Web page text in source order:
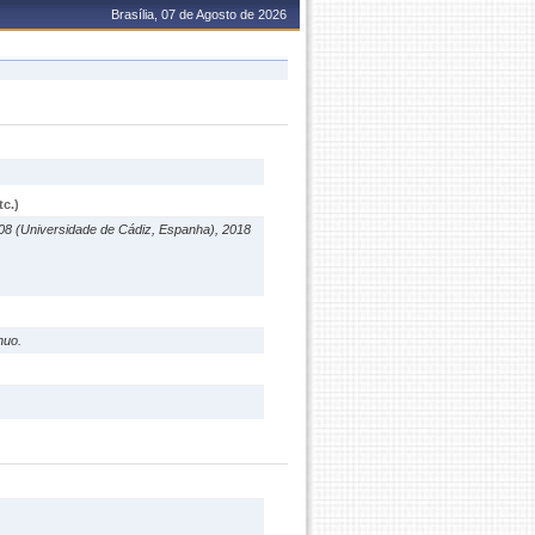
Brasília, 07 de Agosto de 2026
(Universidade de Cádiz, Espanha), 2018